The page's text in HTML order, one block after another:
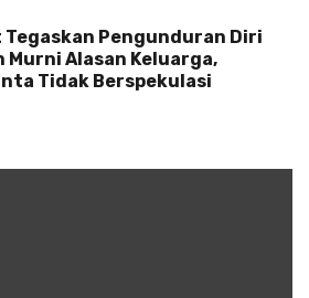
Tegaskan Pengunduran Diri
Murni Alasan Keluarga,
Tidak Berspekulasi